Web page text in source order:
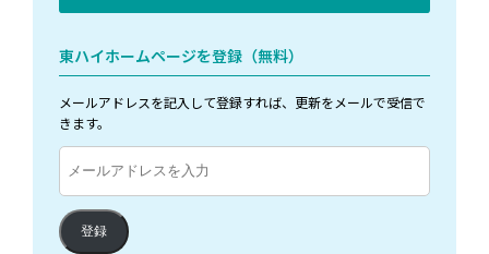
東ハイホームページを登録（無料）
メールアドレスを記入して登録すれば、更新をメールで受信で
きます。
メ
ー
ア
登録